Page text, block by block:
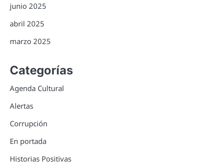
junio 2025
abril 2025
marzo 2025
Categorías
Agenda Cultural
Alertas
Corrupción
En portada
Historias Positivas